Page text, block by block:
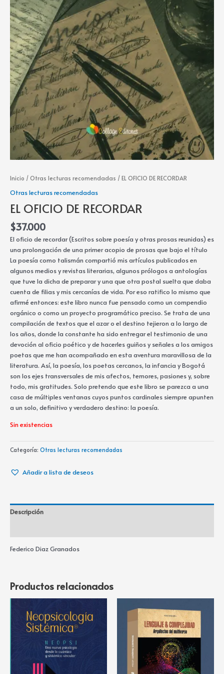
Inicio /Otras lecturas recomendadas / EL OFICIO DE RECORDAR
Otras lecturas recomendadas
EL OFICIO DE RECORDAR
$37.000
El oficio de recordar (Escritos sobre poesía y otras prosas reunidas) es
una prolongación de una primer acopio de prosas que bajo el título
La poesía como talismán compartió mis artículos publicados en
algunos medios y revistas literarias, algunos prólogos a antologías
que tuve la dicha de preparar y una que otra postal suelta que daba
cuenta de filias y mis cercanías de vida. Por eso ratifico lo mismo que
afirmé entonces: este libro nunca fue pensado como un compendio
orgánico o como un proyecto programático preciso. Se trata de una
compilación de textos que el azar o el destino tejieron a lo largo de
los años, donde la constante ha sido entregar el testimonio de una
devoción al oficio poético y de hacerles guiños y señales a los amigos
poetas que me han acompañado en esta aventura maravillosa de la
literatura. Así, la poesía, los poetas cercanos, la infancia y Bogotá
son los ejes transversales de mis afectos, temores, pasiones y, sobre
todo, mis gratitudes. Solo pretendo que este libro se parezca a una
casa de múltiples ventanas cuyos puntos cardinales siempre apunten
a un solo, definitivo y verdadero destino: la poesía.
Sin existencias
Categoría: Otras lecturas recomendadas
Añadir a lista de deseos
Descripción
Federico Diaz Granados
Productos relacionados